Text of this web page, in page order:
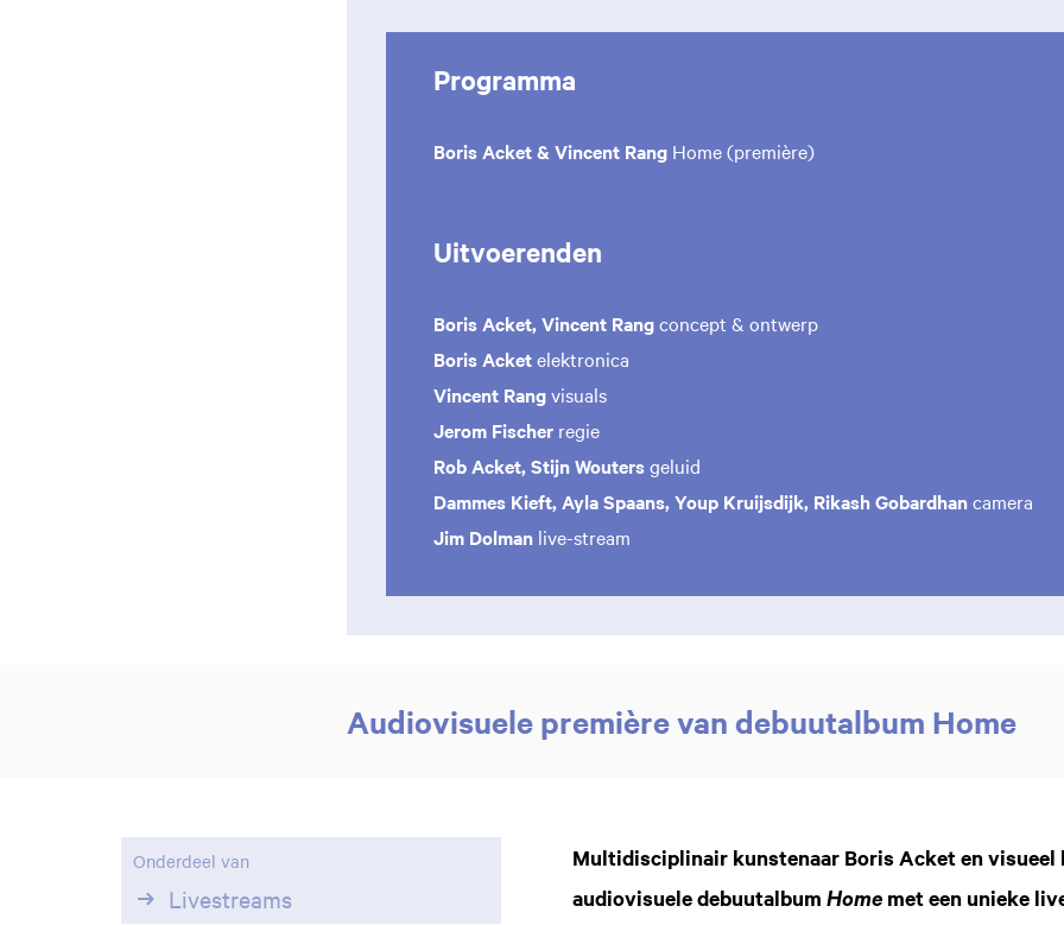
Programma
Boris Acket & Vincent Rang Home (première)
Uitvoerenden
Boris Acket, Vincent Rangconcept & ontwerp
Boris Acketelektronica
Vincent Rangvisuals
Jerom Fischer regie
Rob Acket, Stijn Woutersgeluid
Dammes Kieft, Ayla Spaans, Youp Kruijsdijk, Rikash Gobardhancamera
Jim Dolman live-stream
Audiovisuele première van debuutalbum Home
Multidisciplinair kunstenaar Boris Acket en visueel
audiovisuele debuutalbum Homemet een unieke
Onderdeel van
Livestreams